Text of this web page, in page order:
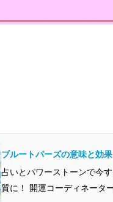
ブルートパーズの意味と効
から見ると？
占いとパワーストーンで今
質に！ 開運コーディネータ